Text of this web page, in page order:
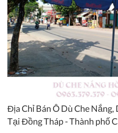
Địa Chỉ Bán Ô Dù Che
Tại Đồng Tháp - Thành phố